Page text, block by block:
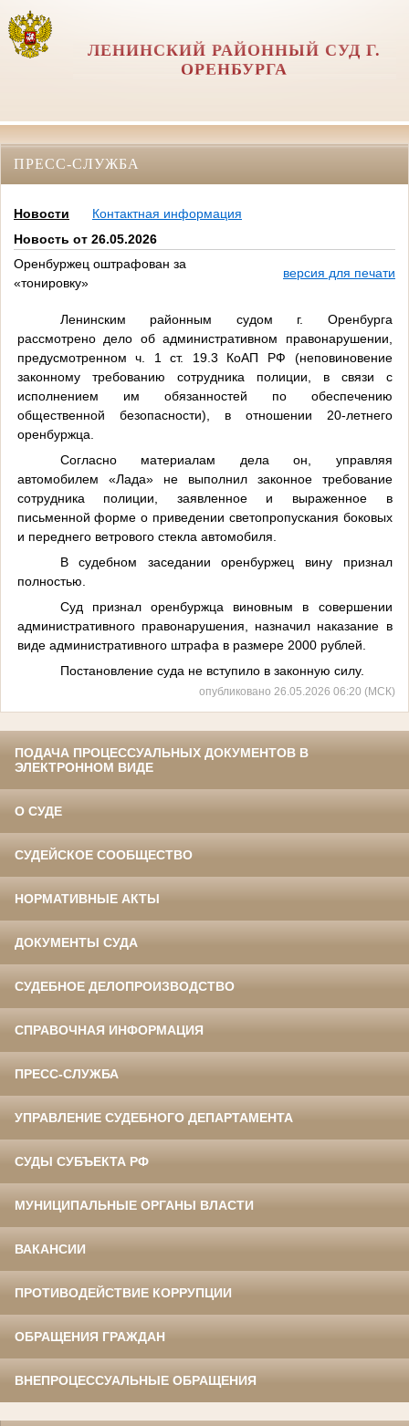
ЛЕНИНСКИЙ РАЙОННЫЙ СУД Г.
ОРЕНБУРГА
ПРЕСС-СЛУЖБА
Новости
Контактная информация
Новость от 26.05.2026
Оренбуржец оштрафован за
«тонировку»
версия для печати
Ленинским районным судом г. Оренбурга
рассмотрено дело об административном правонарушении,
предусмотренном ч. 1 ст. 19.3 КоАП РФ (неповиновение
законному требованию сотрудника полиции, в связи с
исполнением им обязанностей по обеспечению
общественной безопасности), в отношении 20-летнего
оренбуржца.
Согласно материалам дела он, управляя
автомобилем «Лада» не выполнил законное требование
сотрудника полиции, заявленное и выраженное в
письменной форме о приведении светопропускания боковых
и переднего ветрового стекла автомобиля.
В судебном заседании оренбуржец вину признал
полностью.
Суд признал оренбуржца виновным в совершении
административного правонарушения, назначил наказание в
виде административного штрафа в размере 2000 рублей.
Постановление суда не вступило в законную силу.
опубликовано 26.05.2026 06:20 (МСК)
ПОДАЧА ПРОЦЕССУАЛЬНЫХ ДОКУМЕНТОВ В
ЭЛЕКТРОННОМ ВИДЕ
О СУДЕ
СУДЕЙСКОЕ СООБЩЕСТВО
НОРМАТИВНЫЕ АКТЫ
ДОКУМЕНТЫ СУДА
СУДЕБНОЕ ДЕЛОПРОИЗВОДСТВО
СПРАВОЧНАЯ ИНФОРМАЦИЯ
ПРЕСС-СЛУЖБА
УПРАВЛЕНИЕ СУДЕБНОГО ДЕПАРТАМЕНТА
СУДЫ СУБЪЕКТА РФ
МУНИЦИПАЛЬНЫЕ ОРГАНЫ ВЛАСТИ
ВАКАНСИИ
ПРОТИВОДЕЙСТВИЕ КОРРУПЦИИ
ОБРАЩЕНИЯ ГРАЖДАН
ВНЕПРОЦЕССУАЛЬНЫЕ ОБРАЩЕНИЯ